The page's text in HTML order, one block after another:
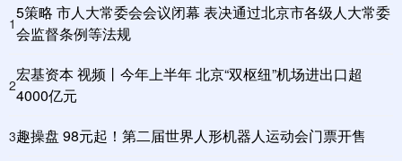
1
5策略 市人大常委会会议闭幕 表决通过北京市各级人大常委
会监督条例等法规
2
宏基资本 视频丨今年上半年 北京“双枢纽”机场进出口超
4000亿元
3趣操盘 98元起！第二届世界人形机器人运动会门票开售